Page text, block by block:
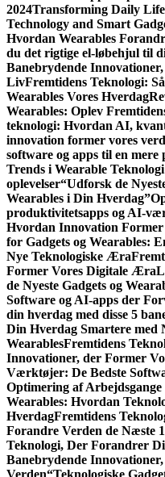
2024Transforming Daily
Technology and Smart
Hvordan Wearables
du det rigtige el-løbehjul til
Banebrydende
LivFremtidens Teknologi:
Wearables Vores Hverdag
Wearables: Oplev
teknologi: Hvordan AI,
innovation former vores
software og apps til en
Trends i Wearable
oplevelser“Udforsk de
Wearables i Din Hverdag”
produktivitetsapps og AI-
Hvordan Innovation Former
for Gadgets og Wearables:
Nye Teknologiske Æra
Former Vores Digitale Æra
de Nyeste Gadgets og
Software og AI-apps der
din hverdag med disse 5
Din Hverdag Smartere med
WearablesFremtidens
Innovationer, der Former
Værktøjer: De Bedste
Optimering af Arbejdsgange
Wearables: Hvordan
HverdagFremtidens
Forandre Verden de Næste
Teknologi, Der Forandrer
Banebrydende
Verden“Teknologiske